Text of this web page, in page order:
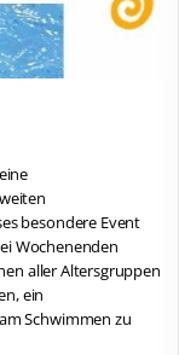
besondere Event
Wochenenden
aller Altersgruppen
ein
Schwimmen zu